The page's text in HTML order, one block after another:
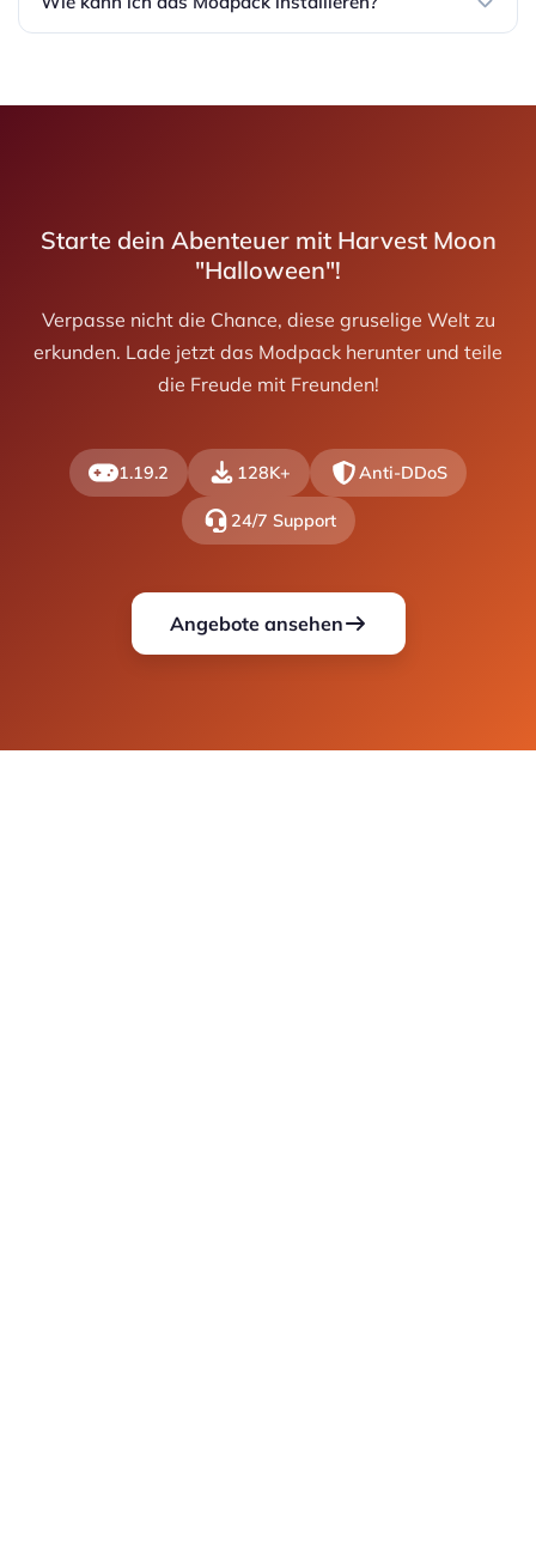
Starte dein Abenteuer mit Harvest Moon
"Halloween"!
Verpasse nicht die Chance, diese gruselige Welt zu
erkunden. Lade jetzt das Modpack herunter und teile
die Freude mit Freunden!
1.19.2 128K+ Anti-DDoS
24/7 Support
Angebote ansehen